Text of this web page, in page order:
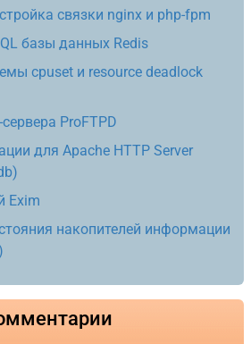
связки nginx и php-fpm
базы данных Redis
cpuset и resource deadlock
ProFTPD
для Apache HTTP Server
Exim
накопителей информации